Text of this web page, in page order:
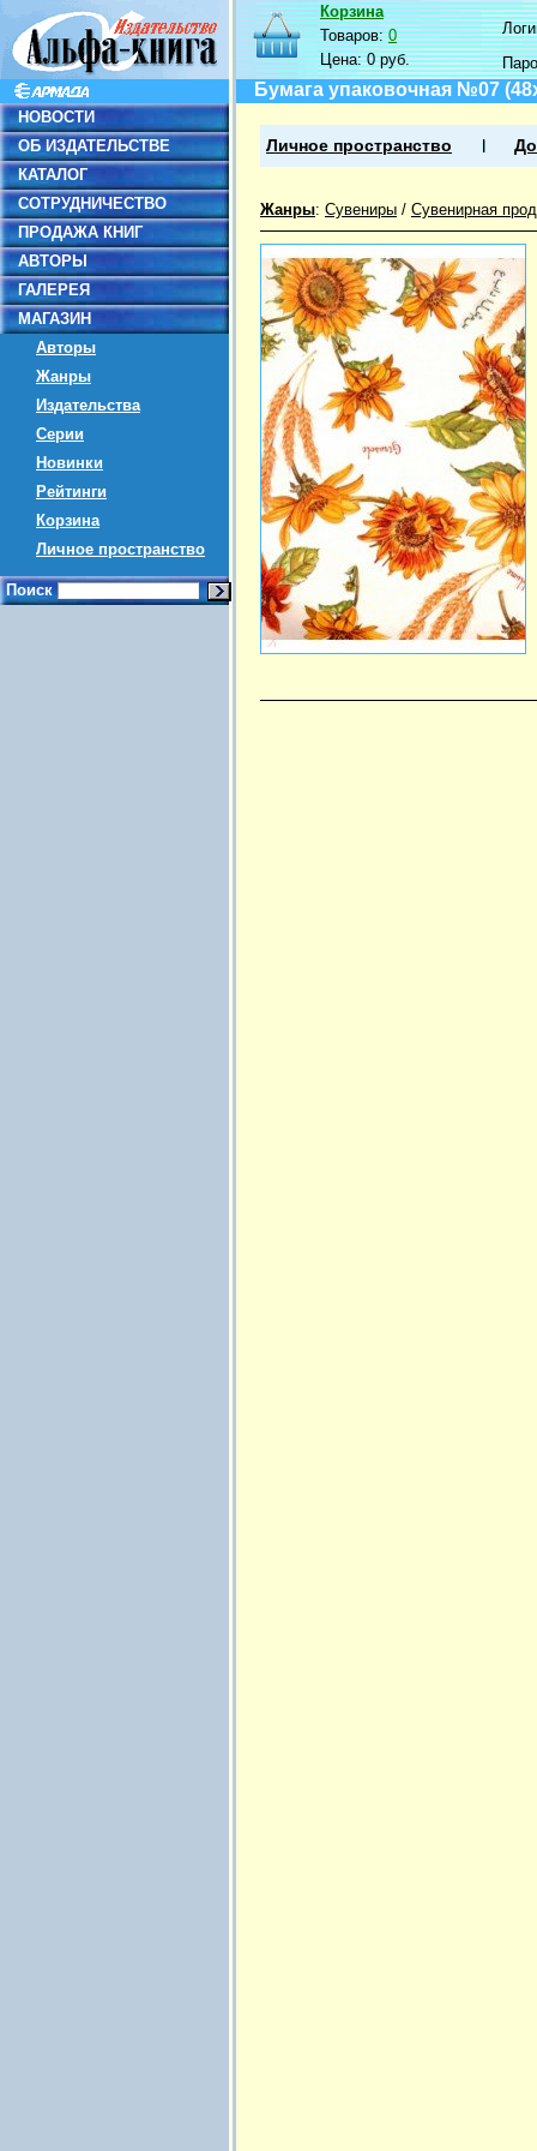
НОВОСТИ
ОБ ИЗДАТЕЛЬСТВЕ
КАТАЛОГ
СОТРУДНИЧЕСТВО
ПРОДАЖА КНИГ
АВТОРЫ
ГАЛЕРЕЯ
МАГАЗИН
Авторы
Жанры
Издательства
Серии
Новинки
Рейтинги
Корзина
Личное пространство
Поиск
Корзина
Товаров:0
Цена:0 руб.
Бумага упаковочная №07
Личное пространство
Жанры: Сувениры / Сувенирная